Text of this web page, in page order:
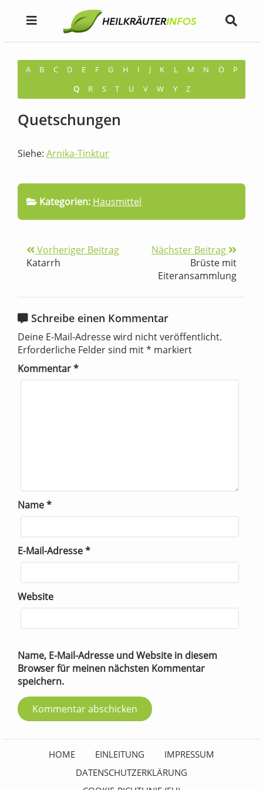
A B C D E F G H I J K L M N Ö
P
Q
R S T U V W Y Z
Quetschungen
Siehe: Arnika-Tinktur
Kategorien: Hausmittel
Vorheriger Beitrag
Katarrh
Nächster Beitrag
Brüste mit
Eiteransammlung
Schreibe einen Kommentar
Deine E-Mail-Adresse wird nicht veröffentlicht.
Erforderliche Felder sind mit* markiert
Kommentar*
Name*
E-Mail-Adresse*
Website
Name, E-Mail-Adresse und Website in diesem
Browser für meinen nächsten Kommentar
speichern.
HOME EINLEITUNG
IMPRESSUM
DATENSCHUTZERKLÄRUNG